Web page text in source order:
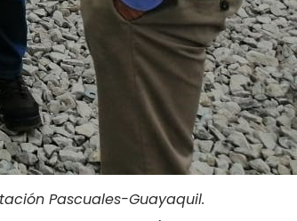
Pascuales-Guayaquil.